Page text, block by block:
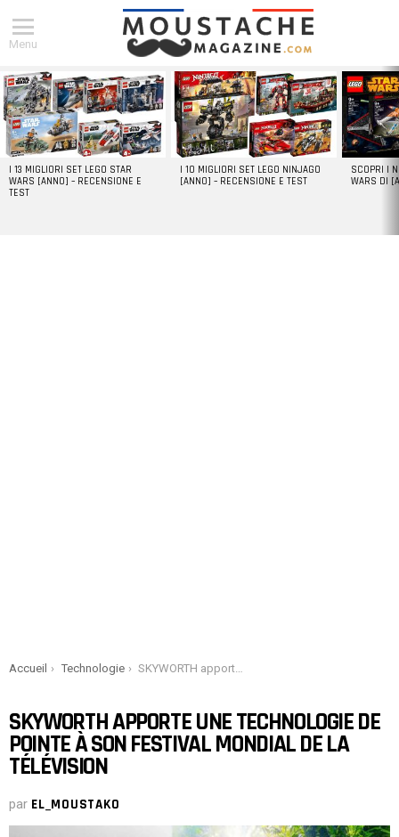
Menu
DERNIERS
ARTICLES
I 13 MIGLIORI SET LEGO STAR
WARS [ANNO] – RECENSIONE E
TEST
I 10 MIGLIORI SET LEGO NINJAGO
[ANNO] – RECENSIONE E TEST
SCOPRI I
WARS DI
You are here:
Accueil Technologie SKYWORTH apporte une technologie de pointe à son festival mondial de la télévision
SKYWORTH APPORTE UNE TECHNOLOGIE DE
POINTE À SON FESTIVAL MONDIAL DE LA
TÉLÉVISION
par EL_MOUSTAKO